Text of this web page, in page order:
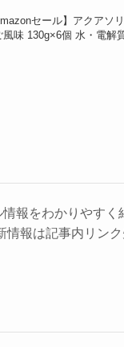
セール】アクアソ
風味 130g×6個 水・電解
報をわかりやすく
報は記事内リンク